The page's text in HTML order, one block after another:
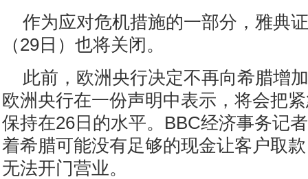
作为应对危机措施的一部分，雅典
（29日）也将关闭。
此前，欧洲央行决定不再向希腊增
欧洲央行在一份声明中表示，将会把
保持在26日的水平。BBC经济事务记
着希腊可能没有足够的现金让客户取
无法开门营业。